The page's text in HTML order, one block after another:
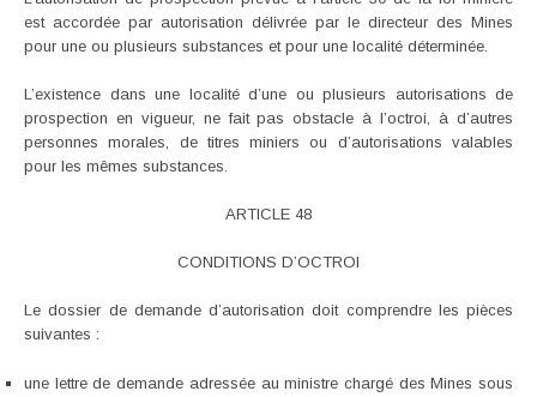
est accordée par autorisation délivrée par le directeur des Mines
pour une ou plusieurs substances et pour une localité déterminée.
L’existence dans une localité d’une ou plusieurs autorisations de
prospection en vigueur, ne fait pas obstacle à l’octroi, à d’autres
personnes morales, de titres miniers ou d’autorisations valables
pour les mêmes substances.
ARTICLE 48
CONDITIONS D’OCTROI
Le dossier de demande d’autorisation doit comprendre les pièces
suivantes :
une lettre de demande adressée au ministre chargé des Mines sous